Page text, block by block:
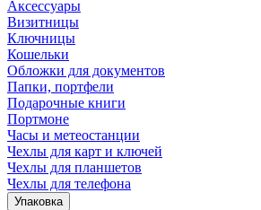
Аксессуары
Визитницы
Ключницы
Кошельки
Обложки для документов
Папки, портфели
Подарочные книги
Портмоне
Часы и метеостанции
Чехлы для карт и ключей
Чехлы для планшетов
Чехлы для телефона
Упаковка